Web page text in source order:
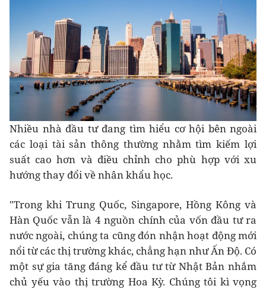
Nhiều nhà đầu tư đang tìm hiểu cơ hội bên ngoài
các loại tài sản thông thường nhằm tìm kiếm lợi
suất cao hơn và điều chỉnh cho phù hợp với xu
hướng thay đổi về nhân khẩu học.
"Trong khi Trung Quốc, Singapore, Hồng Kông và
Hàn Quốc vẫn là 4 nguồn chính của vốn đầu tư ra
nước ngoài, chúng ta cũng đón nhận hoạt động mới
nổi từ các thị trường khác, chẳng hạn như Ấn Độ. Có
một sự gia tăng đáng kể đầu tư từ Nhật Bản nhắm
chủ yếu vào thị trường Hoa Kỳ. Chúng tôi kì vọng